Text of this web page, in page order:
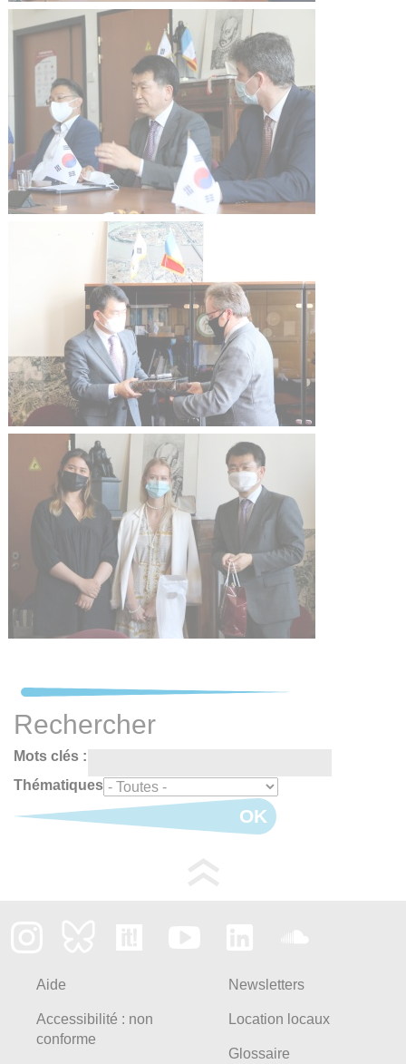
Rechercher
Mots clés :
Thématiques
OK
Aide
Accessibilité : non
conforme
Newsletters
Location locaux
Glossaire